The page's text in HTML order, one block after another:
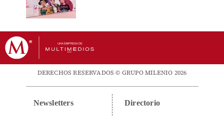
DERECHOS RESERVADOS © GRUPO MILENIO 2026
Newsletters Directorio